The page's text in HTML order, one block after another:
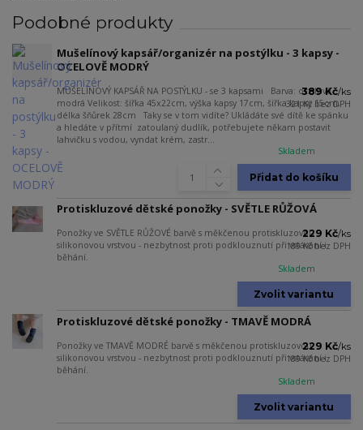
Podobné produkty
Mušelínový kapsář/organizér na postýlku - 3 kapsy -
OCELOVĚ MODRÝ
MUŠELÍNOVÝ KAPSÁŘ NA POSTÝLKU - se 3 kapsami Barva: ocelově
modrá Velikost: šířka 45x22cm, výška kapsy 17cm, šířka kapsy 15cm,
délka šňůrek 28cm Taky se v tom vidíte? Ukládáte své dítě ke spánku
a hledáte v přítmí zatoulaný dudlík, potřebujete někam postavit
lahvičku s vodou, vyndat krém, zastr...
389 Kč/ks
321 Kč bez DPH
Skladem
Přidat do košíku
Protiskluzové dětské ponožky - SVĚTLE RŮŽOVÁ
Ponožky ve SVĚTLE RŮŽOVÉ barvě s měkčenou protiskluzovou
silikonovou vrstvou - nezbytnost proti podklouznutí při vstávání i
běhání.
229 Kč/ks
189 Kčbez DPH
Skladem
Zvolit variantu
Protiskluzové dětské ponožky - TMAVĚ MODRÁ
Ponožky ve TMAVĚ MODRÉ barvě s měkčenou protiskluzovou
silikonovou vrstvou - nezbytnost proti podklouznutí při vstávání i
běhání.
229 Kč/ks
189 Kčbez DPH
Skladem
Zvolit variantu